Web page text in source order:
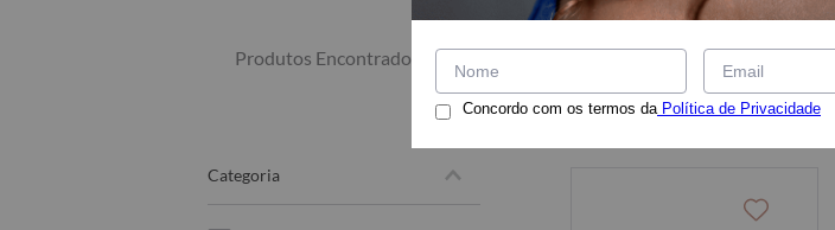
categoria
1
Concordo com os termos daPolítica de Privacidade